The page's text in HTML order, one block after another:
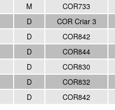
M COR733
D COR Criar 3
D COR842
D COR844
D COR830
D COR832
D COR842